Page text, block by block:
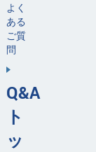
よく
ある
ご質
問
Q&A
ト
ッ